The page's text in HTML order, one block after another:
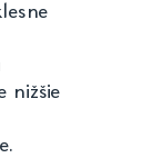
nižšie